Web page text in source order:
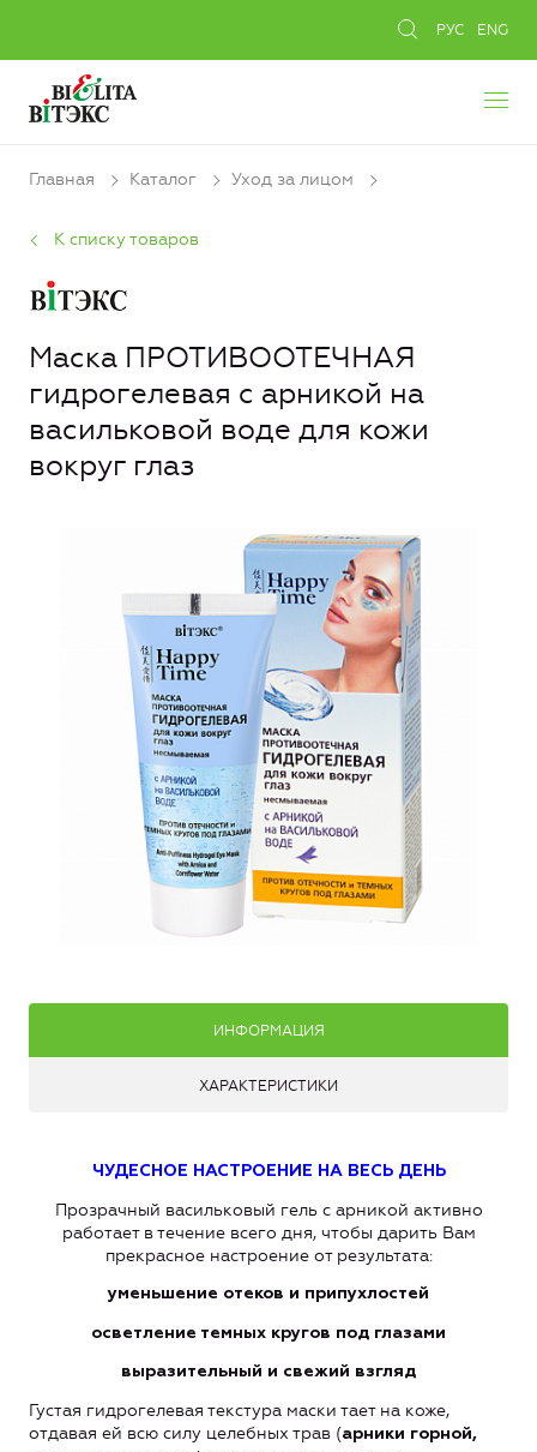
РУС ENG
Главная Каталог Уход за лицом
К списку товаров
Маска ПРОТИВООТЕЧНАЯ
гидрогелевая с арникой на
васильковой воде для кожи
вокруг глаз
ИНФОРМАЦИЯ
ХАРАКТЕРИСТИКИ
ЧУДЕСНОЕ НАСТРОЕНИЕ НА ВЕСЬ ДЕНЬ
Прозрачный васильковый гель с арникой активно
работает в течение всего дня, чтобы дарить Вам
прекрасное настроение от результата:
уменьшение отеков и припухлостей
осветление темных кругов под глазами
выразительный и свежий взгляд
Густая гидрогелевая текстура маски тает на коже,
отдавая ей всю силу целебных трав (арники горной,